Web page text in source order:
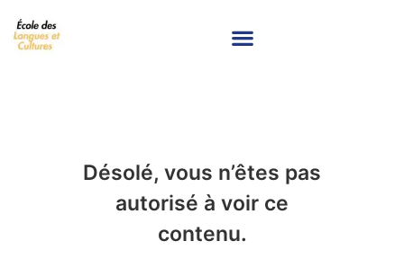
Désolé, vous n’êtes pas
autorisé à voir ce
contenu.